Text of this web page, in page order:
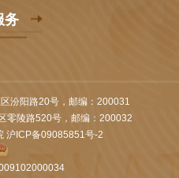
务
汾阳路20号，邮编：200031
零陵路520号，邮编：200032
沪ICP备09085851号-2